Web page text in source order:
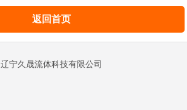
返回首页
辽宁久晟流体科技有限公司